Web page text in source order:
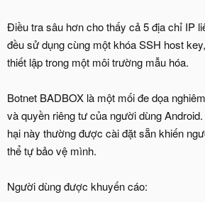
Điều tra sâu hơn cho thấy cả 5 địa chỉ IP
đều sử dụng cùng một khóa SSH host
thiết lập trong một môi trường mẫu hóa.
Botnet BADBOX là một mối đe dọa
và quyền riêng tư của người dùng
hại này thường được cài đặt sẵn khiến
thể tự bảo vệ mình.
Người dùng được khuyến cáo: